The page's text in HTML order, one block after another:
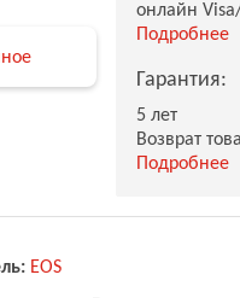
онлайн
Подробнее
Гарантия:
5 лет
Возврат
Подробнее
EOS